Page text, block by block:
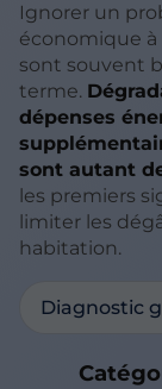
Ignorer un
économique
sont souvent
terme.
dépenses
sont autant
les premiers
limiter les
habitation.
Diagnostic